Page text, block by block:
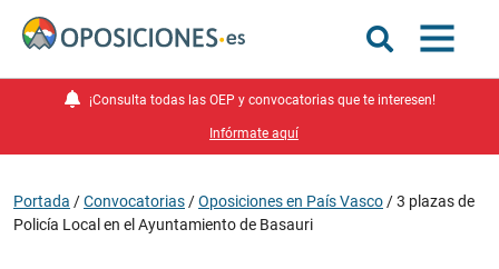
¡Consulta todas las OEP y convocatorias que te interesen!
Infórmate aquí
Portada /Convocatorias /Oposiciones en País Vasco /3 plazas de
Policía Local en el Ayuntamiento de Basauri